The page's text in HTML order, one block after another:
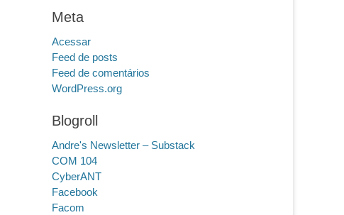
Meta
Acessar
Feed de posts
Feed de comentários
WordPress.org
Blogroll
Andre's Newsletter – Substack
COM 104
CyberANT
Facebook
Facom